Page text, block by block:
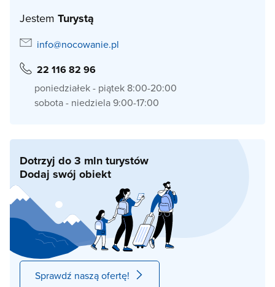
Jestem Turystą
info@nocowanie.pl
22 116 82 96
poniedziałek - piątek 8:00-20:00
sobota - niedziela 9:00-17:00
Dotrzyj do 3 mln turystów
Dodaj swój obiekt
Sprawdź naszą ofertę!